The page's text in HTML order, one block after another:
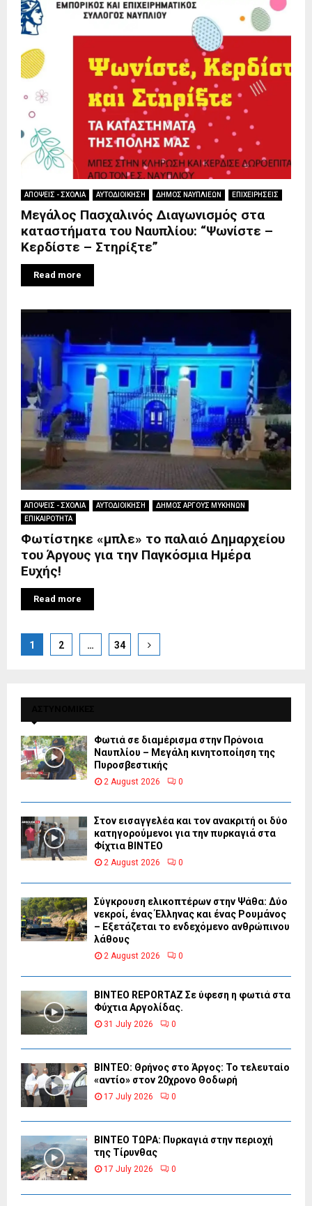
ΑΠΟΨΕΙΣ - ΣΧΟΛΙΑ ΑΥΤΟΔΙΟΙΚΗΣΗ ΔΗΜΟΣ ΝΑΥΠΛΙΕΩΝ ΕΠΙΧΕΙΡΗΣΕΙΣ
Μεγάλος Πασχαλινός Διαγωνισμός στα
καταστήματα του Ναυπλίου: “Ψωνίστε –
Κερδίστε – Στηρίξτε”
Read more
ΑΠΟΨΕΙΣ - ΣΧΟΛΙΑ ΑΥΤΟΔΙΟΙΚΗΣΗ
ΔΗΜΟΣ ΑΡΓΟΥΣ ΜΥΚΗΝΩΝ
ΕΠΙΚΑΙΡΟΤΗΤΑ
Φωτίστηκε «μπλε» το παλαιό Δημαρχείου
του Άργους για την Παγκόσμια Ημέρα
Ευχής!
Read more
Posts
1 2 … 34
Φωτιά σε διαμέρισμα στην Πρόνοια
Ναυπλίου – Μεγάλη κινητοποίηση της
Πυροσβεστικής
2 August 2026 0
Στον εισαγγελέα και τον ανακριτή οι δύο
κατηγορούμενοι για την πυρκαγιά στα
Φίχτια ΒΙΝΤΕΟ
2 August 2026 0
Σύγκρουση ελικοπτέρων στην Ψάθα: Δύο
νεκροί, ένας Έλληνας και ένας Ρουμάνος
– Εξετάζεται το ενδεχόμενο ανθρώπινου
λάθους
2 August 2026 0
BINTEO REPORTAZ Σε ύφεση η φωτιά στα
Φύχτια Αργολίδας.
31 July 2026 0
ΒΙΝΤΕΟ: Θρήνος στο Άργος: Το τελευταίο
«αντίο» στον 20χρονο Θοδωρή
17 July 2026 0
ΒΙΝΤΕΟ ΤΩΡΑ: Πυρκαγιά στην περιοχή
της Τίρυνθας
17 July 2026 0